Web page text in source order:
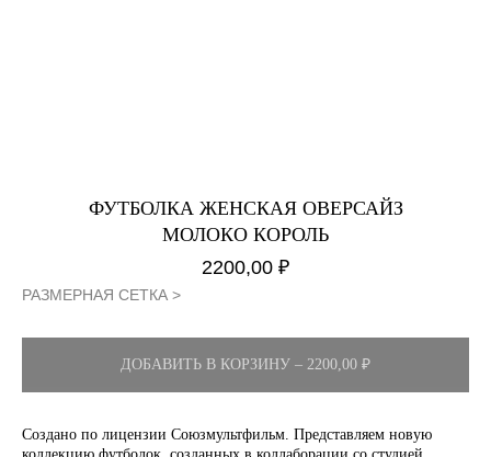
ФУТБОЛКА ЖЕНСКАЯ ОВЕРСАЙЗ
МОЛОКО КОРОЛЬ
2200,00 ₽
РАЗМЕРНАЯ СЕТКА >
ДОБАВИТЬ В КОРЗИНУ – 2200,00 ₽
Создано по лицензии Союзмультфильм. Представляем новую